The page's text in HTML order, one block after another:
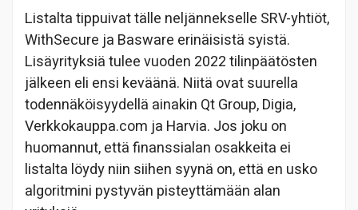
Listalta tippuivat tälle neljännekselle SRV-yhtiöt,
WithSecure ja Basware erinäisistä syistä.
Lisäyrityksiä tulee vuoden 2022 tilinpäätösten
jälkeen eli ensi keväänä. Niitä ovat suurella
todennäköisyydellä ainakin Qt Group, Digia,
Verkkokauppa.com ja Harvia. Jos joku on
huomannut, että finanssialan osakkeita ei
listalta löydy niin siihen syynä on, että en usko
algoritmini pystyvän pisteyttämään alan